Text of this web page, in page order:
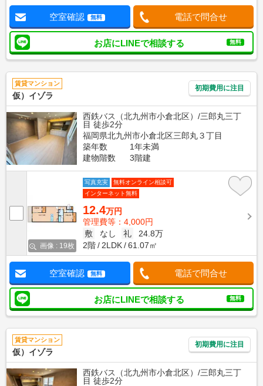
空室確認 無料 電話で問合せ
お店にLINEで相談する 無料
賃貸マンション
仮）イゾラ
初期費用に注目
西鉄バス（北九州市小倉北区）/三郎丸三丁
目 徒歩2分
福岡県北九州市小倉北区三郎丸３丁目
築年数
1年未満
建物階数
3階建
画像 : 19枚
写真充実
無料オンライン相談可
インターネット無料
12.4万円
管理費等：4,000円
敷
なし 礼
24.8万
2階
2LDK 61.07㎡
空室確認 無料 電話で問合せ
お店にLINEで相談する 無料
賃貸マンション
仮）イゾラ
初期費用に注目
西鉄バス（北九州市小倉北区）/三郎丸三丁
目 徒歩2分